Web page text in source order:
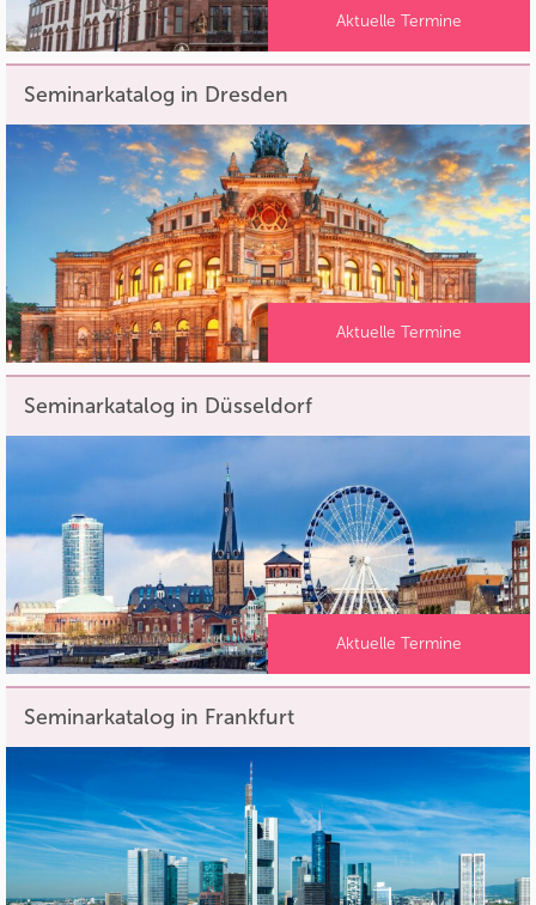
Aktuelle Termine
Seminarkatalog in Dresden
Aktuelle Termine
Seminarkatalog in Düsseldorf
Aktuelle Termine
Seminarkatalog in Frankfurt